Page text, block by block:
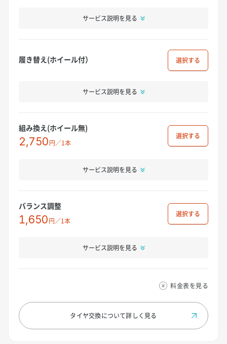
サービス説明を見る
履き替え(ホイール付） 選択
サービス説明を見る
組み換え(ホイール無)
2,750円／1本
選択
サービス説明を見る
バランス調整
1,650円／1本
選択
サービス説明を見る
料金表を見る
タイヤ交換について詳しく見る